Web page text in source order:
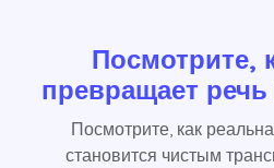
Посмотрите,
превращает
Посмотрите, как
становится чистым